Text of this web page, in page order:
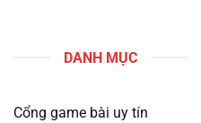
DANH MỤC
Cổng game bài uy tín